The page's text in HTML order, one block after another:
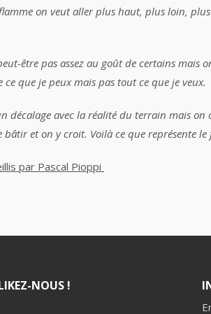
on veut aller plus haut, plus loin,
être pas assez au goût de certains
ce queje peux mais pas tout ce que je veux.
décalage avec la réalité du terrain mais
bâtir et on y croit. Voilà ce que représente
par Pascal Pioppi
NOUS !